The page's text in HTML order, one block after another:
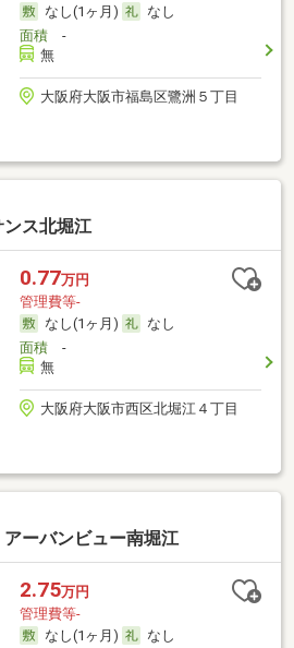
なし(1ヶ月)
なし
面積-
無
大阪府大阪市福島区鷺洲５丁目
ス北堀江
0.77万円
管理費等-
なし(1ヶ月)
なし
面積-
無
大阪府大阪市西区北堀江４丁目
ーバンビュー南堀江
2.75万円
管理費等-
なし(1ヶ月)
なし